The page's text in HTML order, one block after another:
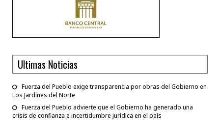
Ultimas Noticias
Fuerza del Pueblo exige transparencia por obras del Gobierno en
Los Jardines del Norte
Fuerza del Pueblo advierte que el Gobierno ha generado una
crisis de confianza e incertidumbre jurídica en el país